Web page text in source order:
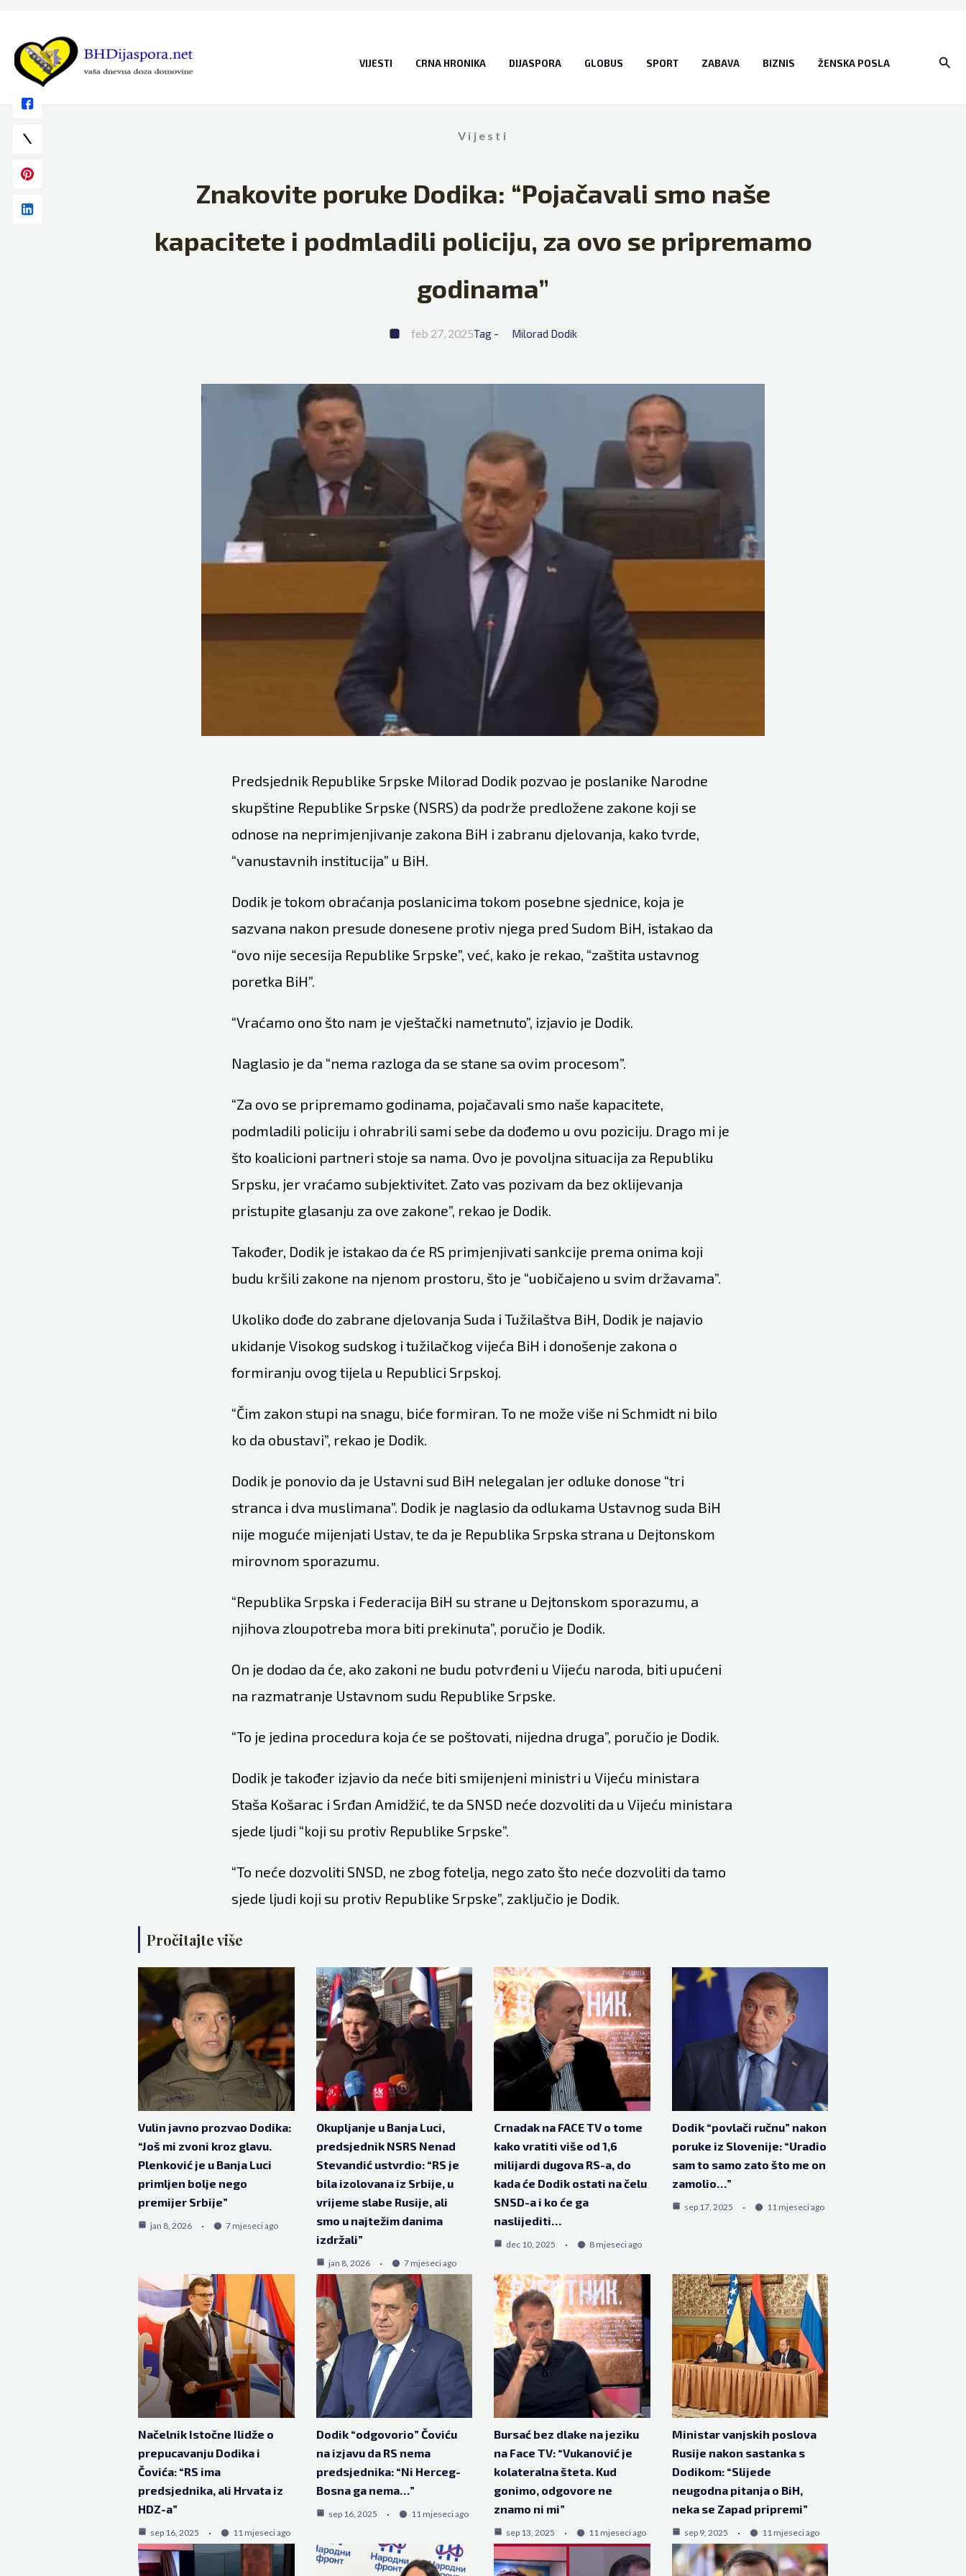
content
VIJESTI CRNA HRONIKA DIJASPORA GLOBUS SPORT ZABAVA BIZNIS ŽENSKA POSLA
Vijesti
Znakovite poruke Dodika: “Pojačavali smo naše
kapacitete i podmladili policiju, za ovo se pripremamo
godinama”
feb 27, 2025Tag - Milorad Dodik
Predsjednik Republike Srpske Milorad Dodik pozvao je poslanike Narodne
skupštine Republike Srpske (NSRS) da podrže predložene zakone koji se
odnose na neprimjenjivanje zakona BiH i zabranu djelovanja, kako tvrde,
“vanustavnih institucija” u BiH.
Dodik je tokom obraćanja poslanicima tokom posebne sjednice, koja je
sazvana nakon presude donesene protiv njega pred Sudom BiH, istakao da
“ovo nije secesija Republike Srpske”, već, kako je rekao, “zaštita ustavnog
poretka BiH”.
“Vraćamo ono što nam je vještački nametnuto”, izjavio je Dodik.
Naglasio je da “nema razloga da se stane sa ovim procesom”.
“Za ovo se pripremamo godinama, pojačavali smo naše kapacitete,
podmladili policiju i ohrabrili sami sebe da dođemo u ovu poziciju. Drago mi je
što koalicioni partneri stoje sa nama. Ovo je povoljna situacija za Republiku
Srpsku, jer vraćamo subjektivitet. Zato vas pozivam da bez oklijevanja
pristupite glasanju za ove zakone”, rekao je Dodik.
Također, Dodik je istakao da će RS primjenjivati sankcije prema onima koji
budu kršili zakone na njenom prostoru, što je “uobičajeno u svim državama”.
Ukoliko dođe do zabrane djelovanja Suda i Tužilaštva BiH, Dodik je najavio
ukidanje Visokog sudskog i tužilačkog vijeća BiH i donošenje zakona o
formiranju ovog tijela u Republici Srpskoj.
“Čim zakon stupi na snagu, biće formiran. To ne može više ni Schmidt ni bilo
ko da obustavi”, rekao je Dodik.
Dodik je ponovio da je Ustavni sud BiH nelegalan jer odluke donose “tri
stranca i dva muslimana”. Dodik je naglasio da odlukama Ustavnog suda BiH
nije moguće mijenjati Ustav, te da je Republika Srpska strana u Dejtonskom
mirovnom sporazumu.
“Republika Srpska i Federacija BiH su strane u Dejtonskom sporazumu, a
njihova zloupotreba mora biti prekinuta”, poručio je Dodik.
On je dodao da će, ako zakoni ne budu potvrđeni u Vijeću naroda, biti upućeni
na razmatranje Ustavnom sudu Republike Srpske.
“To je jedina procedura koja će se poštovati, nijedna druga”, poručio je Dodik.
Dodik je također izjavio da neće biti smijenjeni ministri u Vijeću ministara
Staša Košarac i Srđan Amidžić, te da SNSD neće dozvoliti da u Vijeću ministara
sjede ljudi “koji su protiv Republike Srpske”.
“To neće dozvoliti SNSD, ne zbog fotelja, nego zato što neće dozvoliti da tamo
sjede ljudi koji su protiv Republike Srpske”, zaključio je Dodik.
Pročitajte više
Vulin javno prozvao Dodika:
“Još mi zvoni kroz glavu.
Plenković je u Banja Luci
primljen bolje nego
premijer Srbije”
jan 8, 2026 7 mjeseci ago
Okupljanje u Banja Luci,
predsjednik NSRS Nenad
Stevandić ustvrdio: “RS je
bila izolovana iz Srbije, u
vrijeme slabe Rusije, ali
smo u najtežim danima
izdržali”
jan 8, 2026 7 mjeseci ago
Crnadak na FACE TV o tome
kako vratiti više od 1,6
milijardi dugova RS-a, do
kada će Dodik ostati na čelu
SNSD-a i ko će ga
naslijediti…
dec 10, 2025 8 mjeseci ago
Dodik “povlači ručnu” nakon
poruke iz Slovenije: “Uradio
sam to samo zato što me on
zamolio…”
sep 17, 2025 11 mjeseci ago
Načelnik Istočne Ilidže o
prepucavanju Dodika i
Čovića: “RS ima
predsjednika, ali Hrvata iz
HDZ-a”
sep 16, 2025 11 mjeseci ago
Dodik “odgovorio” Čoviću
na izjavu da RS nema
predsjednika: “Ni Herceg-
Bosna ga nema…”
sep 16, 2025 11 mjeseci ago
Bursać bez dlake na jeziku
na Face TV: “Vukanović je
kolateralna šteta. Kud
gonimo, odgovore ne
znamo ni mi”
sep 13, 2025 11 mjeseci ago
Ministar vanjskih poslova
Rusije nakon sastanka s
Dodikom: “Slijede
neugodna pitanja o BiH,
neka se Zapad pripremi”
sep 9, 2025 11 mjeseci ago